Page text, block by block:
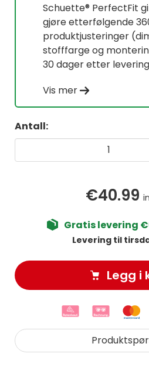
Schuette® PerfectFit
gjøre etterfølgende
produktjusteringer
stofffarge og
30 dager etter
Vis mer
Antall:
€40.99
Gratis levering
Levering til
Legg i